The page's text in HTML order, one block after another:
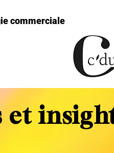
commerciale
et